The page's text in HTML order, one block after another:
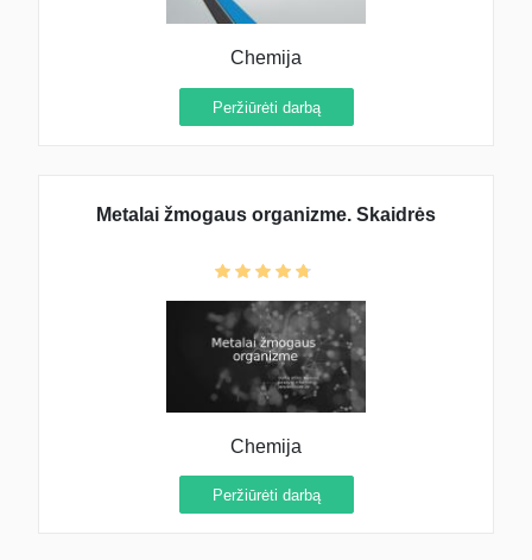
Chemija
Peržiūrėti darbą
Metalai žmogaus organizme. Skaidrės
Chemija
Peržiūrėti darbą